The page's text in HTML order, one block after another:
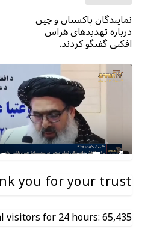
نمایندگان پاکستان و چین
درباره تهدیدهای هراس
افکنی گفتگو کردند.
you for your trust
visitors for 24 hours: 65,435